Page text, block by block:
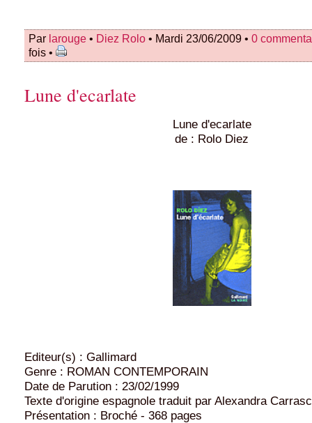
Par larouge • Diez Rolo • Mardi 23/06/2009 • 0
fois •
Lune d'ecarlate
Lune d'ecarlate
de : Rolo Diez
Editeur(s) : Gallimard
Genre : ROMAN CONTEMPORAIN
Date de Parution : 23/02/1999
Texte d'origine espagnole traduit par Alexandra
Présentation : Broché - 368 pages